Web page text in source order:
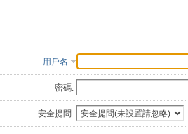
用戶名
密碼:
安全提問: